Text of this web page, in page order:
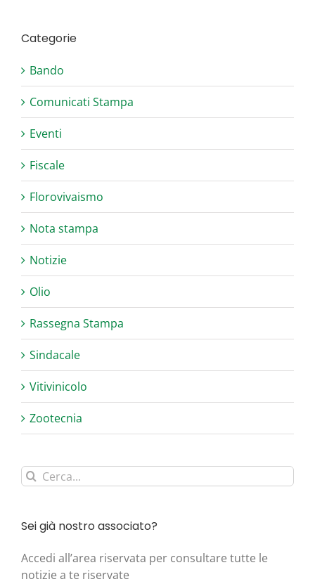
Categorie
Bando
Comunicati Stampa
Eventi
Fiscale
Florovivaismo
Nota stampa
Notizie
Olio
Rassegna Stampa
Sindacale
Vitivinicolo
Zootecnia
Cerca
per:
Sei già nostro associato?
Acce­di all’area riser­va­ta per con­sul­ta­re tut­te le
noti­zie a te riservate